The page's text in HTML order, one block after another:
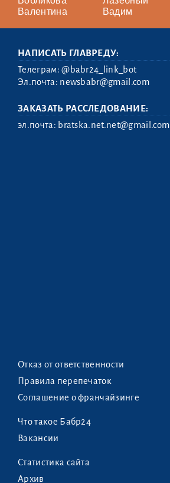
Валентина
Вадим
НАПИСАТЬ ГЛАВРЕДУ:
Телеграм:@babr24_link_bot
Эл.почта: newsbabr@gmail.com
ЗАКАЗАТЬ РАССЛЕДОВАНИЕ:
эл.почта: bratska.net.net@gmail.com
Отказ от ответственности
Правила перепечаток
Соглашение о франчайзинге
Что такое Бабр24
Вакансии
Статистика сайта
Архив